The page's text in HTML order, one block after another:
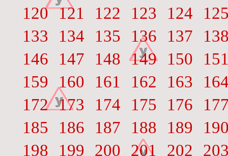
120 121 122 123 124
133
134 135 136 137
146
147 148 149 150
159
160 161 162 163
172 173 174 175 176
185
186 187 188 189
198
199 200 201 202